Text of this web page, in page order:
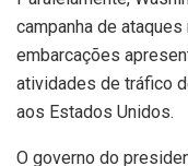
campanha de
embarcações
atividades de tráfico
aos Estados Unidos.
O governo do